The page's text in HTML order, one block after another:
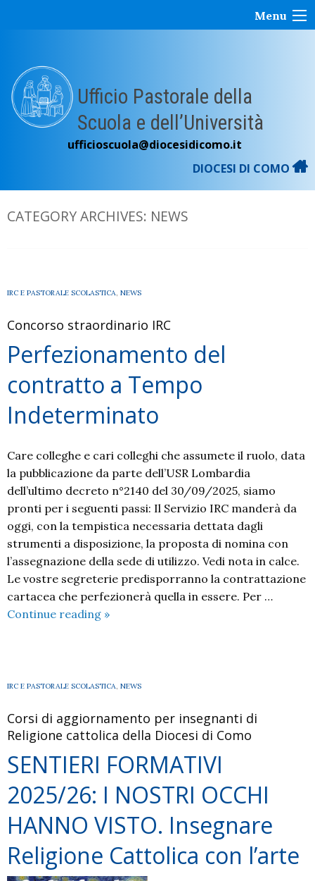
Menu
Ufficio Pastorale della
Scuola e dell’Università
ufficioscuola@diocesidicomo.it
DIOCESI DI COMO
CATEGORY ARCHIVES: NEWS
IRC E PASTORALE SCOLASTICA, NEWS
Concorso straordinario IRC
Perfezionamento del
contratto a Tempo
Indeterminato
Care colleghe e cari colleghi che assumete il ruolo, data
la pubblicazione da parte dell’USR Lombardia
dell’ultimo decreto n°2140 del 30/09/2025, siamo
pronti per i seguenti passi: Il Servizio IRC manderà da
oggi, con la tempistica necessaria dettata dagli
strumenti a disposizione, la proposta di nomina con
l’assegnazione della sede di utilizzo. Vedi nota in calce.
Le vostre segreterie predisporranno la contrattazione
cartacea che perfezionerà quella in essere. Per …
Continue reading Perfezionamento
Tempo
»
IRC E PASTORALE SCOLASTICA, NEWS
Corsi di aggiornamento per insegnanti di
Religione cattolica della Diocesi di Como
SENTIERI FORMATIVI
2025/26: I NOSTRI OCCHI
HANNO VISTO. Insegnare
Religione Cattolica con l’arte